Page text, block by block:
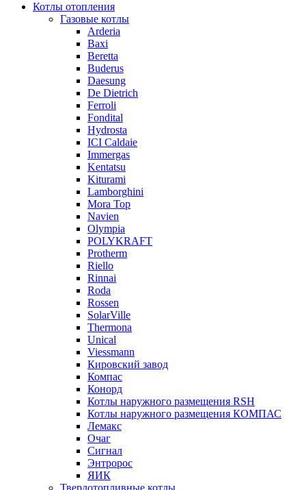
Котлы отопления
Газовые котлы
Arderia
Baxi
Beretta
Buderus
Daesung
De Dietrich
Ferroli
Fondital
Hydrosta
ICI Caldaie
Immergas
Kentatsu
Kiturami
Lamborghini
Mora Top
Navien
Olympia
POLYKRAFT
Protherm
Riello
Rinnai
Roda
Rossen
SolarVille
Thermona
Unical
Viessmann
Кировский завод
Компас
Конорд
Котлы наружного размещения RSH
Котлы наружного размещения КОМПАС
Лемакс
Очаг
Сигнал
Энтророс
ЯИК
Твердотопливные котлы